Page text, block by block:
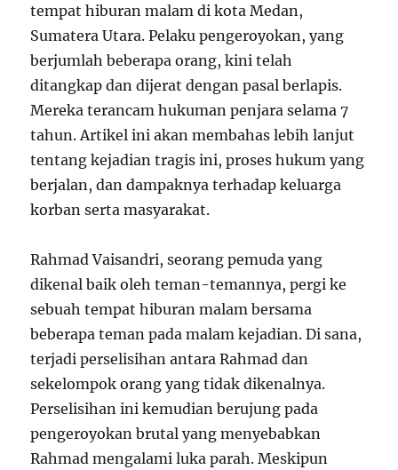
tempat hiburan malam di kota Medan,
Sumatera Utara. Pelaku pengeroyokan, yang
berjumlah beberapa orang, kini telah
ditangkap dan dijerat dengan pasal berlapis.
Mereka terancam hukuman penjara selama 7
tahun. Artikel ini akan membahas lebih lanjut
tentang kejadian tragis ini, proses hukum yang
berjalan, dan dampaknya terhadap keluarga
korban serta masyarakat.
Rahmad Vaisandri, seorang pemuda yang
dikenal baik oleh teman-temannya, pergi ke
sebuah tempat hiburan malam bersama
beberapa teman pada malam kejadian. Di sana,
terjadi perselisihan antara Rahmad dan
sekelompok orang yang tidak dikenalnya.
Perselisihan ini kemudian berujung pada
pengeroyokan brutal yang menyebabkan
Rahmad mengalami luka parah. Meskipun